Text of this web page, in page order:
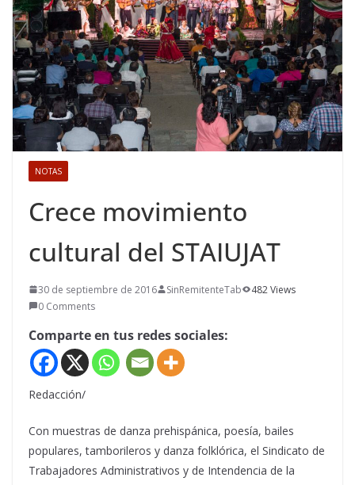
NOTAS
Crece movimiento
cultural del STAIUJAT
30 de septiembre de 2016 SinRemitenteTab
482 Views
0 Comments
Comparte en tus redes sociales:
Redacción/
Con muestras de danza prehispánica, poesía, bailes
populares, tamborileros y danza folklórica, el Sindicato de
Trabajadores Administrativos y de Intendencia de la